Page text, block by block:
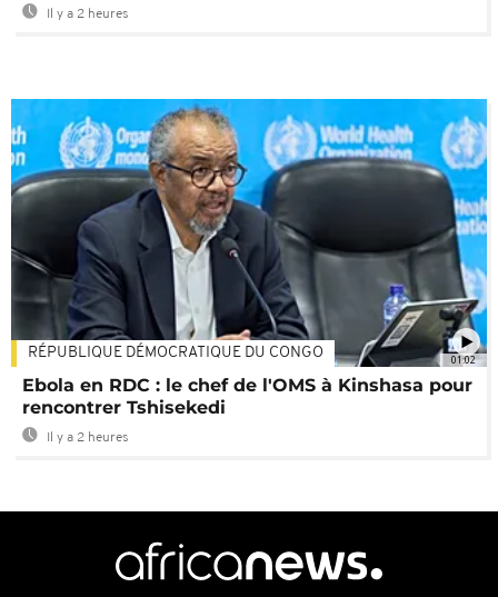
Il y a 2 heures
01:02
RÉPUBLIQUE DÉMOCRATIQUE DU CONGO
Ebola en RDC : le chef de l'OMS à Kinshasa pour
rencontrer Tshisekedi
Il y a 2 heures